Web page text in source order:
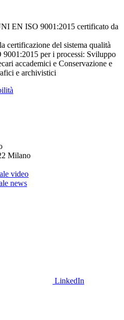
certificazione del sistema qualità
per i processi: Sviluppo
accademici e Conservazione e
e archivistici
Milano
video
news
LinkedIn